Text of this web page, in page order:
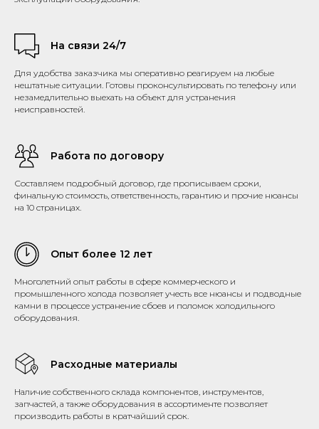
На связи 24/7
Для удобства заказчика мы оперативно реагируем на любые
нештатные ситуации. Готовы проконсультировать по телефону или
незамедлительно выехать на объект для устранения
неисправностей.
Работа по договору
Составляем подробный договор, где прописываем сроки,
финальную стоимость, ответственность, гарантию и прочие нюансы
на 10 страницах.
Опыт более 12 лет
Многолетний опыт работы в сфере коммерческого и
промышленного холода позволяет учесть все нюансы и подводные
камни в процессе устранение сбоев и поломок холодильного
оборудования.
Расходные материалы
Наличие собственного склада компонентов, инструментов,
запчастей, а также оборудования в ассортименте позволяет
производить работы в кратчайший срок.